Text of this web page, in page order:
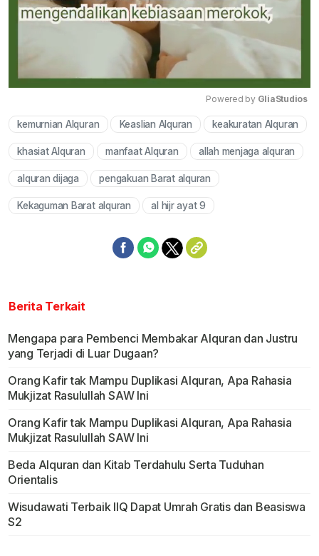
Mute
Powered by GliaStudios
kemurnian Alquran Keaslian Alquran keakuratan Alquran
khasiat Alquran manfaat Alquran allah menjaga alquran
alquran dijaga pengakuan Barat alquran
Kekaguman Barat alquran al hijr ayat 9
Berita Terkait
Mengapa para Pembenci Membakar Alquran dan Justru
yang Terjadi di Luar Dugaan?
Orang Kafir tak Mampu Duplikasi Alquran, Apa Rahasia
Mukjizat Rasulullah SAW Ini
Orang Kafir tak Mampu Duplikasi Alquran, Apa Rahasia
Mukjizat Rasulullah SAW Ini
Beda Alquran dan Kitab Terdahulu Serta Tuduhan
Orientalis
Wisudawati Terbaik IIQ Dapat Umrah Gratis dan Beasiswa
S2